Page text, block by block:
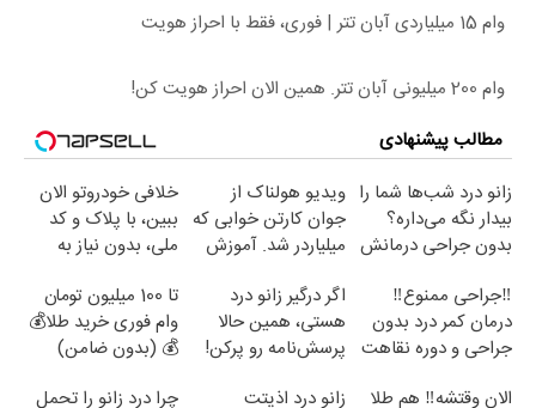
وام 15 میلیاردی آبان تتر | فوری، فقط با احراز هویت
وام 200 میلیونی آبان تتر. همین الان احراز هویت کن!
مطالب پیشنهادی
زانو درد شب‌ها شما را
بیدار نگه می‌داره؟
بدون جراحی درمانش
ویدیو هولناک از
جوان کارتن خوابی که
میلیاردر شد. آموزش
خلافی خودروتو الان
ببین، با پلاک و کد
ملی، بدون نیاز به
‼️جراحی ممنوع‼️
درمان کمر درد بدون
جراحی و دوره نقاهت
اگر درگیر زانو درد
هستی، همین حالا
پرسش‌نامه رو پرکن!
تا 100 میلیون تومان
وام فوری خرید طلا💰
💰 (بدون ضامن)
الان وقتشه‼️ هم طلا
زانو درد اذیتت چرا درد زانو را تحمل